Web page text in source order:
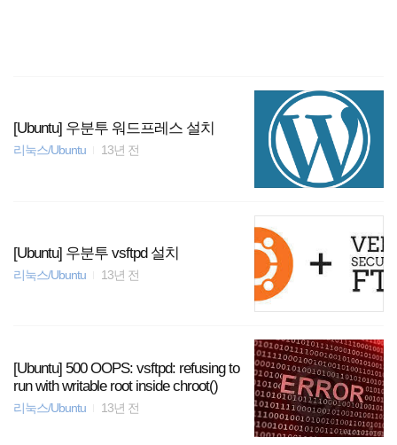
[Ubuntu] 우분투 워드프레스 설치
리눅스/Ubuntu 13년 전
[Ubuntu] 우분투 vsftpd 설치
리눅스/Ubuntu 13년 전
[Ubuntu] 500 OOPS: vsftpd: refusing to
run with writable root inside chroot()
리눅스/Ubuntu 13년 전
html5